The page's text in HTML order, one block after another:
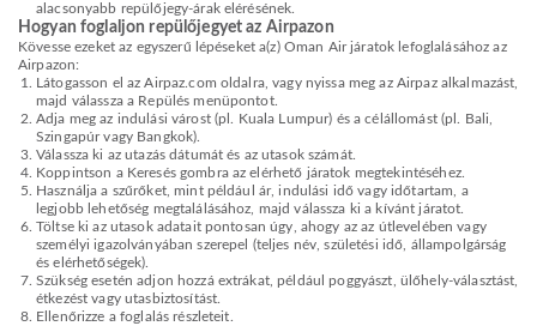
alacsonyabb repülőjegy-árak elérésének.
Hogyan foglaljon repülőjegyet az Airpazon
Kövesse ezeket az egyszerű lépéseket a(z) Oman Air járatok lefoglalásához az
Airpazon:
Látogasson el az Airpaz.com oldalra, vagy nyissa meg az Airpaz alkalmazást,
majd válassza a Repülés menüpontot.
Adja meg az indulási várost (pl. Kuala Lumpur) és a célállomást (pl. Bali,
Szingapúr vagy Bangkok).
Válassza ki az utazás dátumát és az utasok számát.
Koppintson a Keresés gombra az elérhető járatok megtekintéséhez.
Használja a szűrőket, mint például ár, indulási idő vagy időtartam, a
legjobb lehetőség megtalálásához, majd válassza ki a kívánt járatot.
Töltse ki az utasok adatait pontosan úgy, ahogy az az útlevelében vagy
személyi igazolványában szerepel (teljes név, születési idő, állampolgárság
és elérhetőségek).
Szükség esetén adjon hozzá extrákat, például poggyászt, ülőhely-választást,
étkezést vagy utasbiztosítást.
Ellenőrizze a foglalás részleteit.